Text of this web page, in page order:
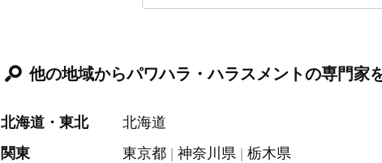
他の地域からパワハラ・ハラスメントの専門家
北海道・東北
北海道
関東
東京都 神奈川県
栃木県